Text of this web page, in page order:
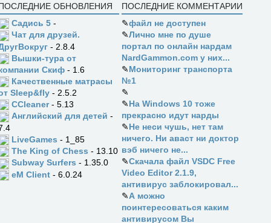
ОБНОВЛЕНИЯ
Садись 5 -
Чат для друзей.
- 2.8.4
Вышки-тура от
Скиф - 1.6
Качественные матрасы
Sleep&fly - 2.5.2
CCleaner- 5.13
Английский для детей -
LiveGames - 1_85
The King of Chess - 13.10
Subway Surfers - 1.35.0
eM Client - 6.0.24
ПОСЛЕДНИЕ КОММЕНТАРИИ
✎файл не доступен
✎Лично мне по душе
портал по онлайн нардам
NardGammon.com у них...
✎Мониторинг транспорта
№1
✎
✎На Windows 10 тоже
прекрасно идут нарды
✎Не неси чушь, нет там
ничего. Ни аваст ни доктор
вэб ничего не...
✎Скачала файл VSDC Free
Video Editor 2.1.9,
антивирус заблокировал...
✎А можно
поинтересоваться каким
антивирусом Вы